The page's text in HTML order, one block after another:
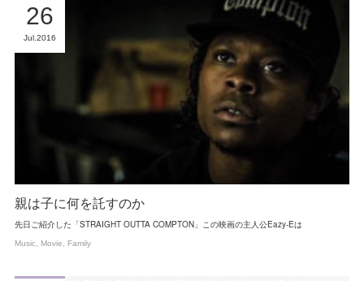
親は子に何を託すのか
先日ご紹介した「STRAIGHT OUTTA COMPTON」この映画の主人公Eazy-Eは
26
Jul 2016
Music Movie Family